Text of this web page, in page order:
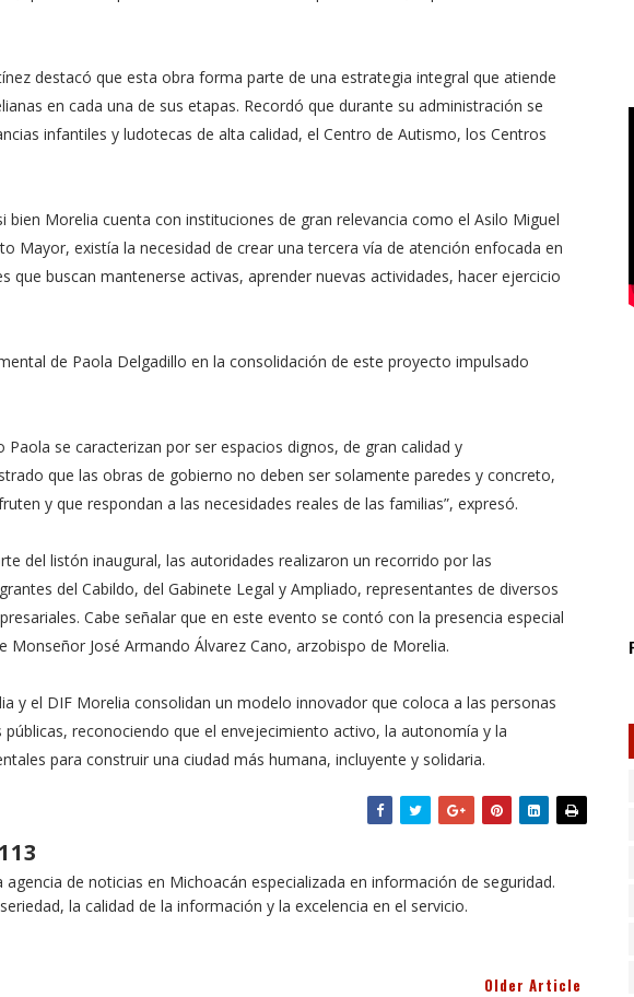
destacó que esta obra forma parte de una estrategia integral que atiende
en cada una de sus etapas. Recordó que durante su administración se
infantiles y ludotecas de alta calidad, el Centro de Autismo, los Centros
bien Morelia cuenta con instituciones de gran relevancia como el Asilo Miguel
Mayor, existía la necesidad de crear una tercera vía de atención enfocada en
que buscan mantenerse activas, aprender nuevas actividades, hacer ejercicio
de Paola Delgadillo en la consolidación de este proyecto impulsado
Paola se caracterizan por ser espacios dignos, de gran calidad y
que las obras de gobierno no deben ser solamente paredes y concreto,
y que respondan a las necesidades reales de las familias”, expresó.
del listón inaugural, las autoridades realizaron un recorrido por las
del Cabildo, del Gabinete Legal y Ampliado, representantes de diversos
Cabe señalar que en este evento se contó con la presencia especial
Monseñor José Armando Álvarez Cano, arzobispo de Morelia.
y el DIF Morelia consolidan un modelo innovador que coloca a las personas
reconociendo que el envejecimiento activo, la autonomía y la
para construir una ciudad más humana, incluyente y solidaria.
agencia de noticias en Michoacán especializada en información de seguridad.
la calidad de la información y la excelencia en el servicio.
Older Article